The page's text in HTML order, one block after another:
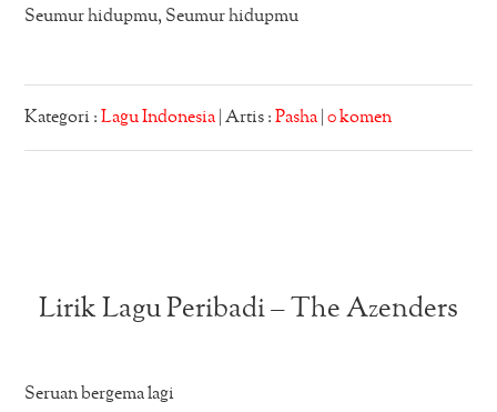
Seumur hidupmu, Seumur hidupmu
Kategori :Lagu Indonesia | Artis :Pasha |0 komen
Lirik Lagu Peribadi – The Azenders
Seruan bergema lagi